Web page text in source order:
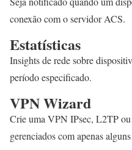
conexão com o servidor ACS.
Estatísticas
Insights de rede sobre
período especificado.
VPN Wizard
Crie uma VPN IPsec, L2TP
gerenciados com apenas